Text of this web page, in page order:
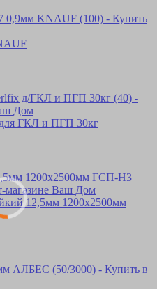
ГКЛ и ПГП 30кг
12,5мм 1200х2500мм